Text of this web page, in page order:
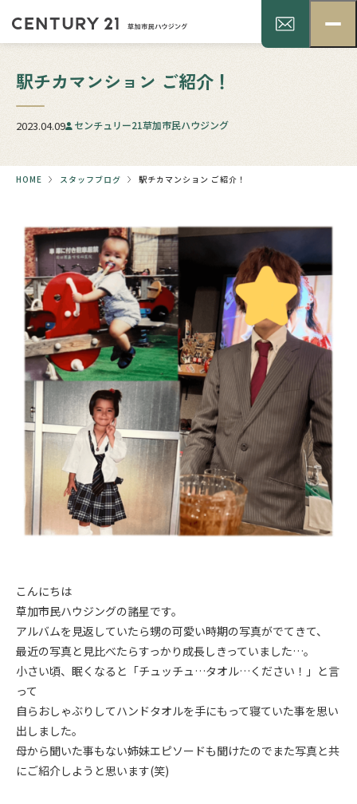
駅チカマンション ご紹介！
2023.04.09 センチュリー21草加市民ハウジング
HOME スタッフブログ 駅チカマンション ご紹介！
こんにちは
草加市民ハウジングの諸星です。
アルバムを見返していたら甥の可愛い時期の写真がでてきて、
最近の写真と見比べたらすっかり成長しきっていました…。
小さい頃、眠くなると「チュッチュ…タオル…ください！」と言
って
自らおしゃぶりしてハンドタオルを手にもって寝ていた事を思い
出しました。
母から聞いた事もない姉妹エピソードも聞けたのでまた写真と共
にご紹介しようと思います(笑)